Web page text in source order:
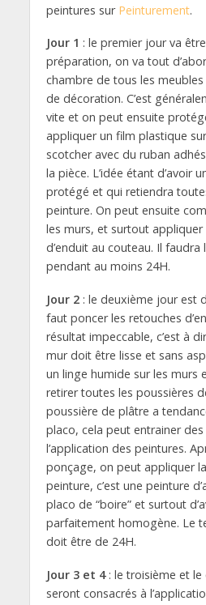
peintures sur Peinturement.
Jour 1 : le premier jour va
préparation, on va tout
chambre de tous les
de décoration. C’est
vite et on peut ensuite
appliquer un film plastique
scotcher avec du ruban
la pièce. L’idée étant d’avoir
protégé et qui retiendra
peinture. On peut ensuite
les murs, et surtout appliquer
d’enduit au couteau. Il faudra
pendant au moins 24H.
Jour 2: le deuxième jour est
faut poncer les retouches
résultat impeccable, c’est à
mur doit être lisse et sans
un linge humide sur les murs
retirer toutes les poussières
poussière de plâtre a
placo, cela peut entrainer
l’application des peintures.
ponçage, on peut appliquer
peinture, c’est une peinture
placo de “boire” et surtout
parfaitement homogène. Le
doit être de 24H.
Jour 3 et 4: le troisième et le
seront consacrés à